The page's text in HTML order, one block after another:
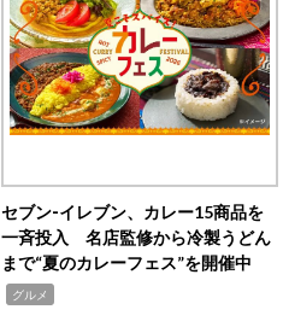
セブン‐イレブン、カレー15商品を
一斉投入 名店監修から冷製うどん
まで“夏のカレーフェス”を開催中
グルメ